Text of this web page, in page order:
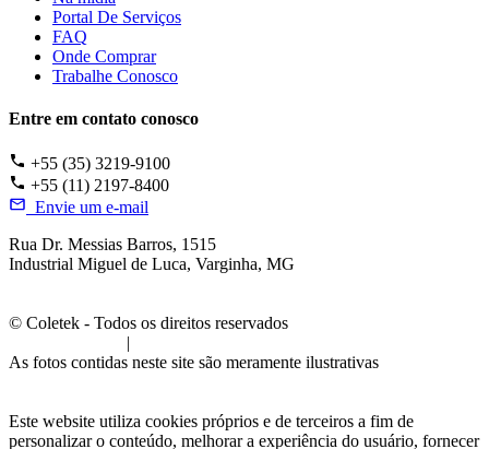
Portal De Serviços
FAQ
Onde Comprar
Trabalhe Conosco
Entre em contato conosco
+55 (35) 3219-9100
+55 (11) 2197-8400
Envie um e-mail
Rua Dr. Messias Barros, 1515
Industrial Miguel de Luca, Varginha, MG
© Coletek - Todos os direitos reservados
|
As fotos contidas neste site são meramente ilustrativas
Este website utiliza cookies próprios e de terceiros a fim de
personalizar o conteúdo, melhorar a experiência do usuário, fornecer